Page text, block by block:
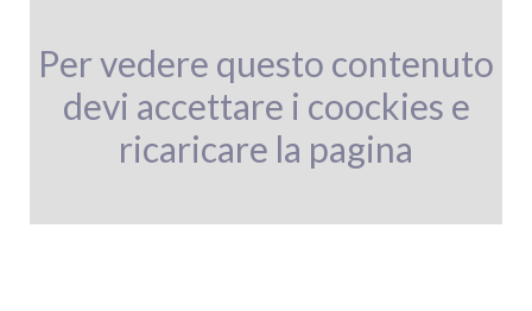
Per vedere questo contenuto
devi accettare i coockies e
ricaricare la pagina